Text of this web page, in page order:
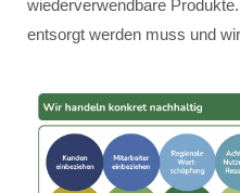
wiederverwendbare
entsorgt werden muss und